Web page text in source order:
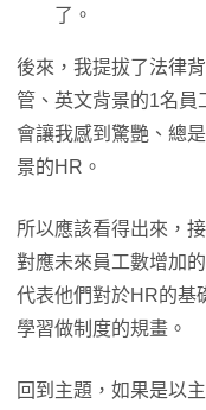
了。
後來，我提拔了法律
管、英文背景的1名員
會讓我感到驚艷、總
景的HR。
所以應該看得出來，
對應未來員工數增加
代表他們對於HR的基
學習做制度的規畫。
回到主題，如果是以